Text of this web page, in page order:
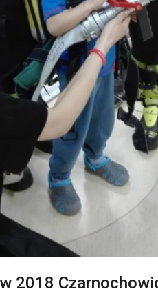
2018